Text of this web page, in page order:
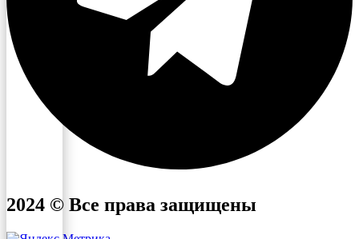
2024 © Все права защищены